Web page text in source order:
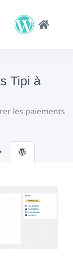
Tipi à
les paiements